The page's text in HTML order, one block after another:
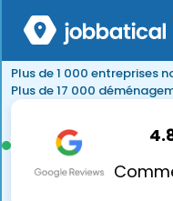
Plus de 1 000 entreprises
Plus de 17 000